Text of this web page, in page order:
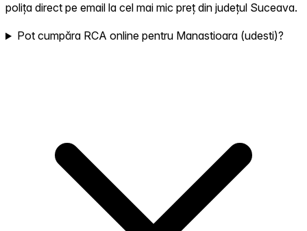
polița direct pe email la cel mai mic preț din județul Suceava.
Pot cumpăra RCA online pentru Manastioara (udesti)?